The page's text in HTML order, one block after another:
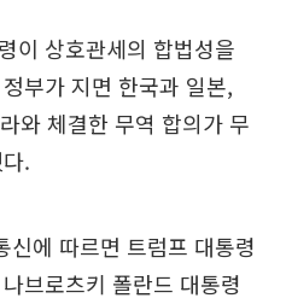
이 상호관세의 합법성을
부가 지면 한국과 일본,
와 체결한 무역 합의가 무
.
신에 따르면 트럼프 대통령
브로츠키 폴란드 대통령